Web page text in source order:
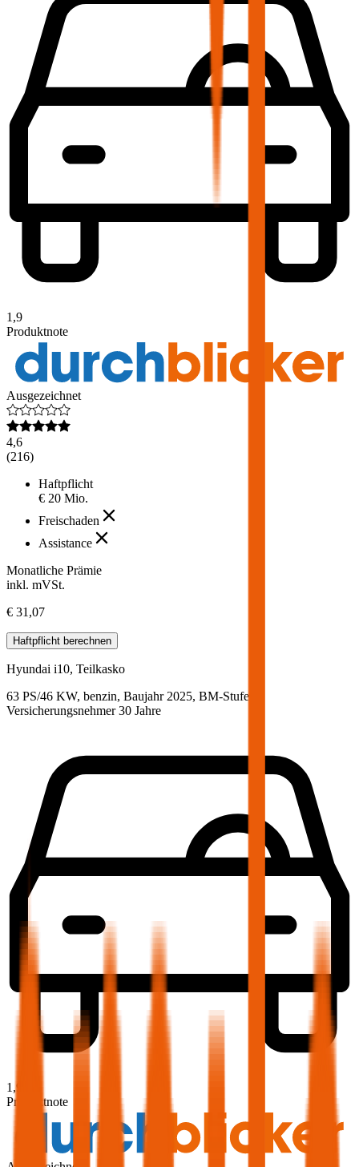
1,9
Produktnote
Ausgezeichnet
4,6
(216)
Haftpflicht
€ 20 Mio.
Freischaden
Assistance
Monatliche Prämie
inkl. mVSt.
€ 31,07
Haftpflicht berechnen
Hyundai i10, Teilkasko
63 PS/46 KW, benzin, Baujahr 2025, BM-Stufe
Versicherungsnehmer 30 Jahre
1,9
Produktnote